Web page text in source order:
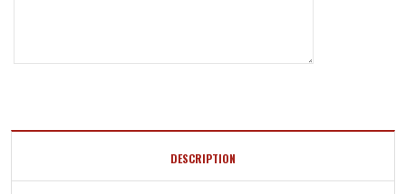
Rose
DESCRIPTION